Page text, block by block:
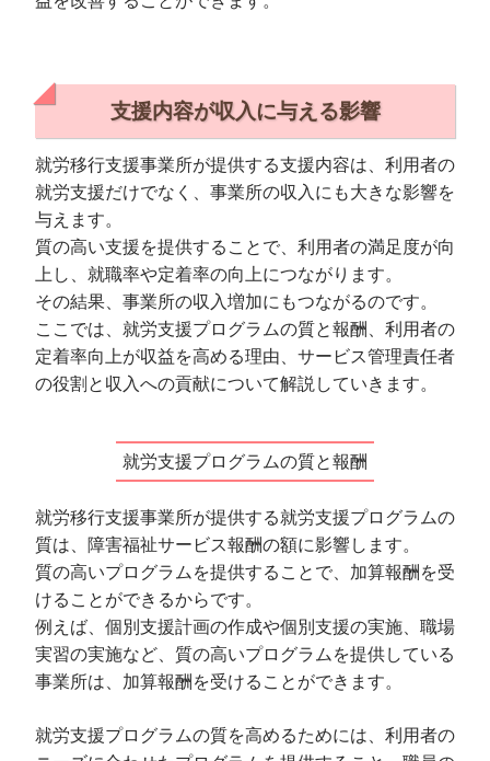
支援内容が収入に与える影響
就労移行支援事業所が提供する支援内容は、利用者の
就労支援だけでなく、事業所の収入にも大きな影響を
与えます。
質の高い支援を提供することで、利用者の満足度が向
上し、就職率や定着率の向上につながります。
その結果、事業所の収入増加にもつながるのです。
ここでは、就労支援プログラムの質と報酬、利用者の
定着率向上が収益を高める理由、サービス管理責任者
の役割と収入への貢献について解説していきます。
就労支援プログラムの質と報酬
就労移行支援事業所が提供する就労支援プログラムの
質は、障害福祉サービス報酬の額に影響します。
質の高いプログラムを提供することで、加算報酬を受
けることができるからです。
例えば、個別支援計画の作成や個別支援の実施、職場
実習の実施など、質の高いプログラムを提供している
事業所は、加算報酬を受けることができます。
就労支援プログラムの質を高めるためには、利用者の